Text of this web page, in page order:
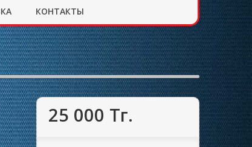
КОНТАКТЫ
25 000 Тг.